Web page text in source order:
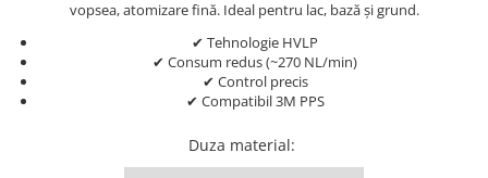
Accesorii Auto
Kituri antipana
Blufixx - kituri pentru reparații
Cuple rapide pneumatice
vopsea, atomizare fină. Ideal pentru lac, bază și grund.
✔ Tehnologie HVLP
✔ Consum redus (~270 NL/min)
✔ Control precis
✔ Compatibil 3M PPS
Duza material: